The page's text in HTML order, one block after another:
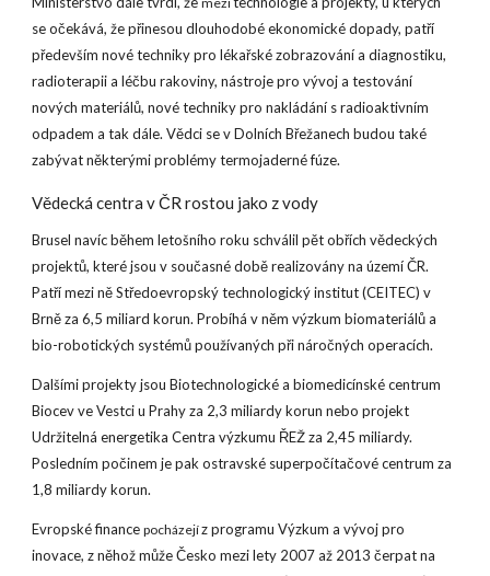
se očekává, že přinesou dlouhodobé ekonomické dopady, patří
především nové techniky pro lékařské zobrazování a diagnostiku,
radioterapii a léčbu rakoviny, nástroje pro vývoj a testování
nových materiálů, nové techniky pro nakládání s radioaktivním
odpadem a tak dále. Vědci se v Dolních Břežanech budou také
zabývat některými problémy termojaderné fúze.
Vědecká centra v ČR rostou jako z vody
Brusel navíc během letošního roku schválil pět obřích vědeckých
projektů, které jsou v současné době realizovány na území ČR.
Patří mezi ně Středoevropský technologický institut (CEITEC) v
Brně za 6,5 miliard korun. Probíhá v něm výzkum biomateriálů a
bio-robotických systémů používaných při náročných operacích.
Dalšími projekty jsou Biotechnologické a biomedicínské centrum
Biocev ve Vestci u Prahy za 2,3 miliardy korun nebo projekt
Udržitelná energetika Centra výzkumu ŘEŽ za 2,45 miliardy.
Posledním počinem je pak ostravské superpočítačové centrum za
1,8 miliardy korun.
Evropské financepocházejíz programu Výzkum a vývoj pro
inovace, z něhož může Česko mezi lety 2007 až 2013 čerpat na